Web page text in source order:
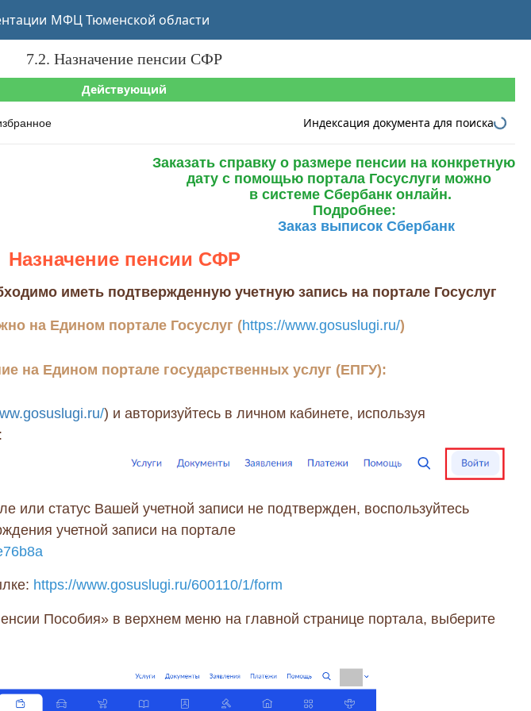
МФЦ Тюменской области
7.2. Назначение пенсии СФР
Действующий
Индексация документа для поиска
Заказать справку о размере пенсии на конкретную
дату с помощью портала Госуслуги можно
в системе Сбербанк онлайн.
Подробнее:
Заказ выписок Сбербанк
Назначение пенсии СФР
иметь подтвержденную учетную запись на портале Госуслуг
на Едином портале Госуслуг (https://www.gosuslugi.ru/)
на Едином портале государственных услуг (ЕПГУ):
/) и авторизуйтесь в личном кабинете, используя
или статус Вашей учетной записи не подтвержден, воспользуйтесь
учетной записи на портале
https://www.gosuslugi.ru/600110/1/form
Пособия» в верхнем меню на главной странице портала, выберите